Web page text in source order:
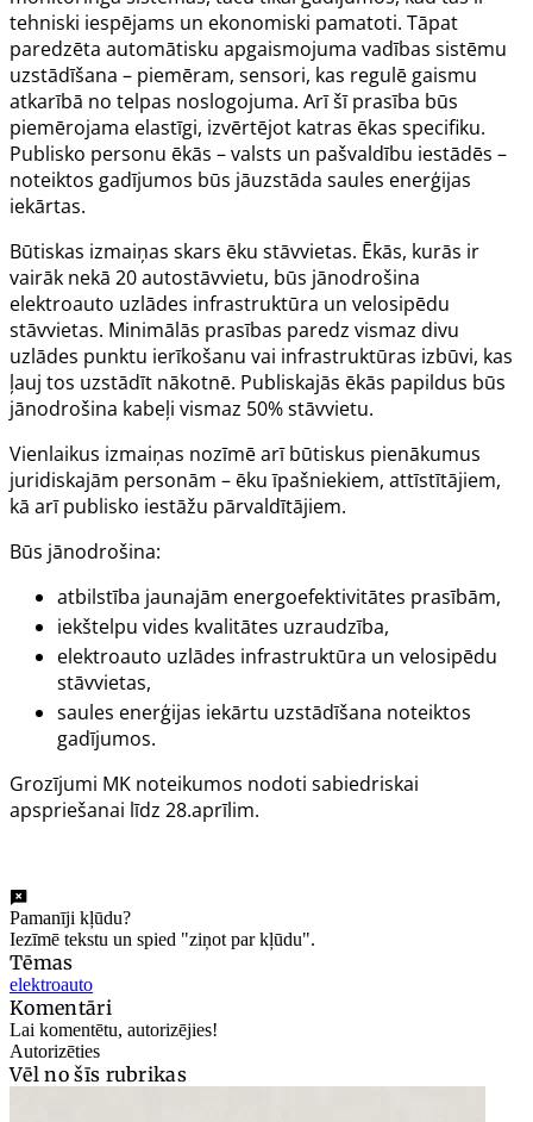
tehniski iespējams un ekonomiski pamatoti. Tāpat
paredzēta automātisku apgaismojuma vadības sistēmu
uzstādīšana – piemēram, sensori, kas regulē gaismu
atkarībā no telpas noslogojuma. Arī šī prasība būs
piemērojama elastīgi, izvērtējot katras ēkas specifiku.
Publisko personu ēkās – valsts un pašvaldību iestādēs –
noteiktos gadījumos būs jāuzstāda saules enerģijas
iekārtas.
Būtiskas izmaiņas skars ēku stāvvietas. Ēkās, kurās ir
vairāk nekā 20 autostāvvietu, būs jānodrošina
elektroauto uzlādes infrastruktūra un velosipēdu
stāvvietas. Minimālās prasības paredz vismaz divu
uzlādes punktu ierīkošanu vai infrastruktūras izbūvi, kas
ļauj tos uzstādīt nākotnē. Publiskajās ēkās papildus būs
jānodrošina kabeļi vismaz 50% stāvvietu.
Vienlaikus izmaiņas nozīmē arī būtiskus pienākumus
juridiskajām personām – ēku īpašniekiem, attīstītājiem,
kā arī publisko iestāžu pārvaldītājiem.
Būs jānodrošina:
atbilstība jaunajām energoefektivitātes prasībām,
iekštelpu vides kvalitātes uzraudzība,
elektroauto uzlādes infrastruktūra un velosipēdu
stāvvietas,
saules enerģijas iekārtu uzstādīšana noteiktos
gadījumos.
Grozījumi MK noteikumos nodoti sabiedriskai
apspriešanai līdz 28.aprīlim.
Pamanīji kļūdu?
Iezīmē tekstu un spied "ziņot par kļūdu".
Tēmas
elektroauto
Komentāri
Lai komentētu, autorizējies!
Autorizēties
Vēl no šīs rubrikas